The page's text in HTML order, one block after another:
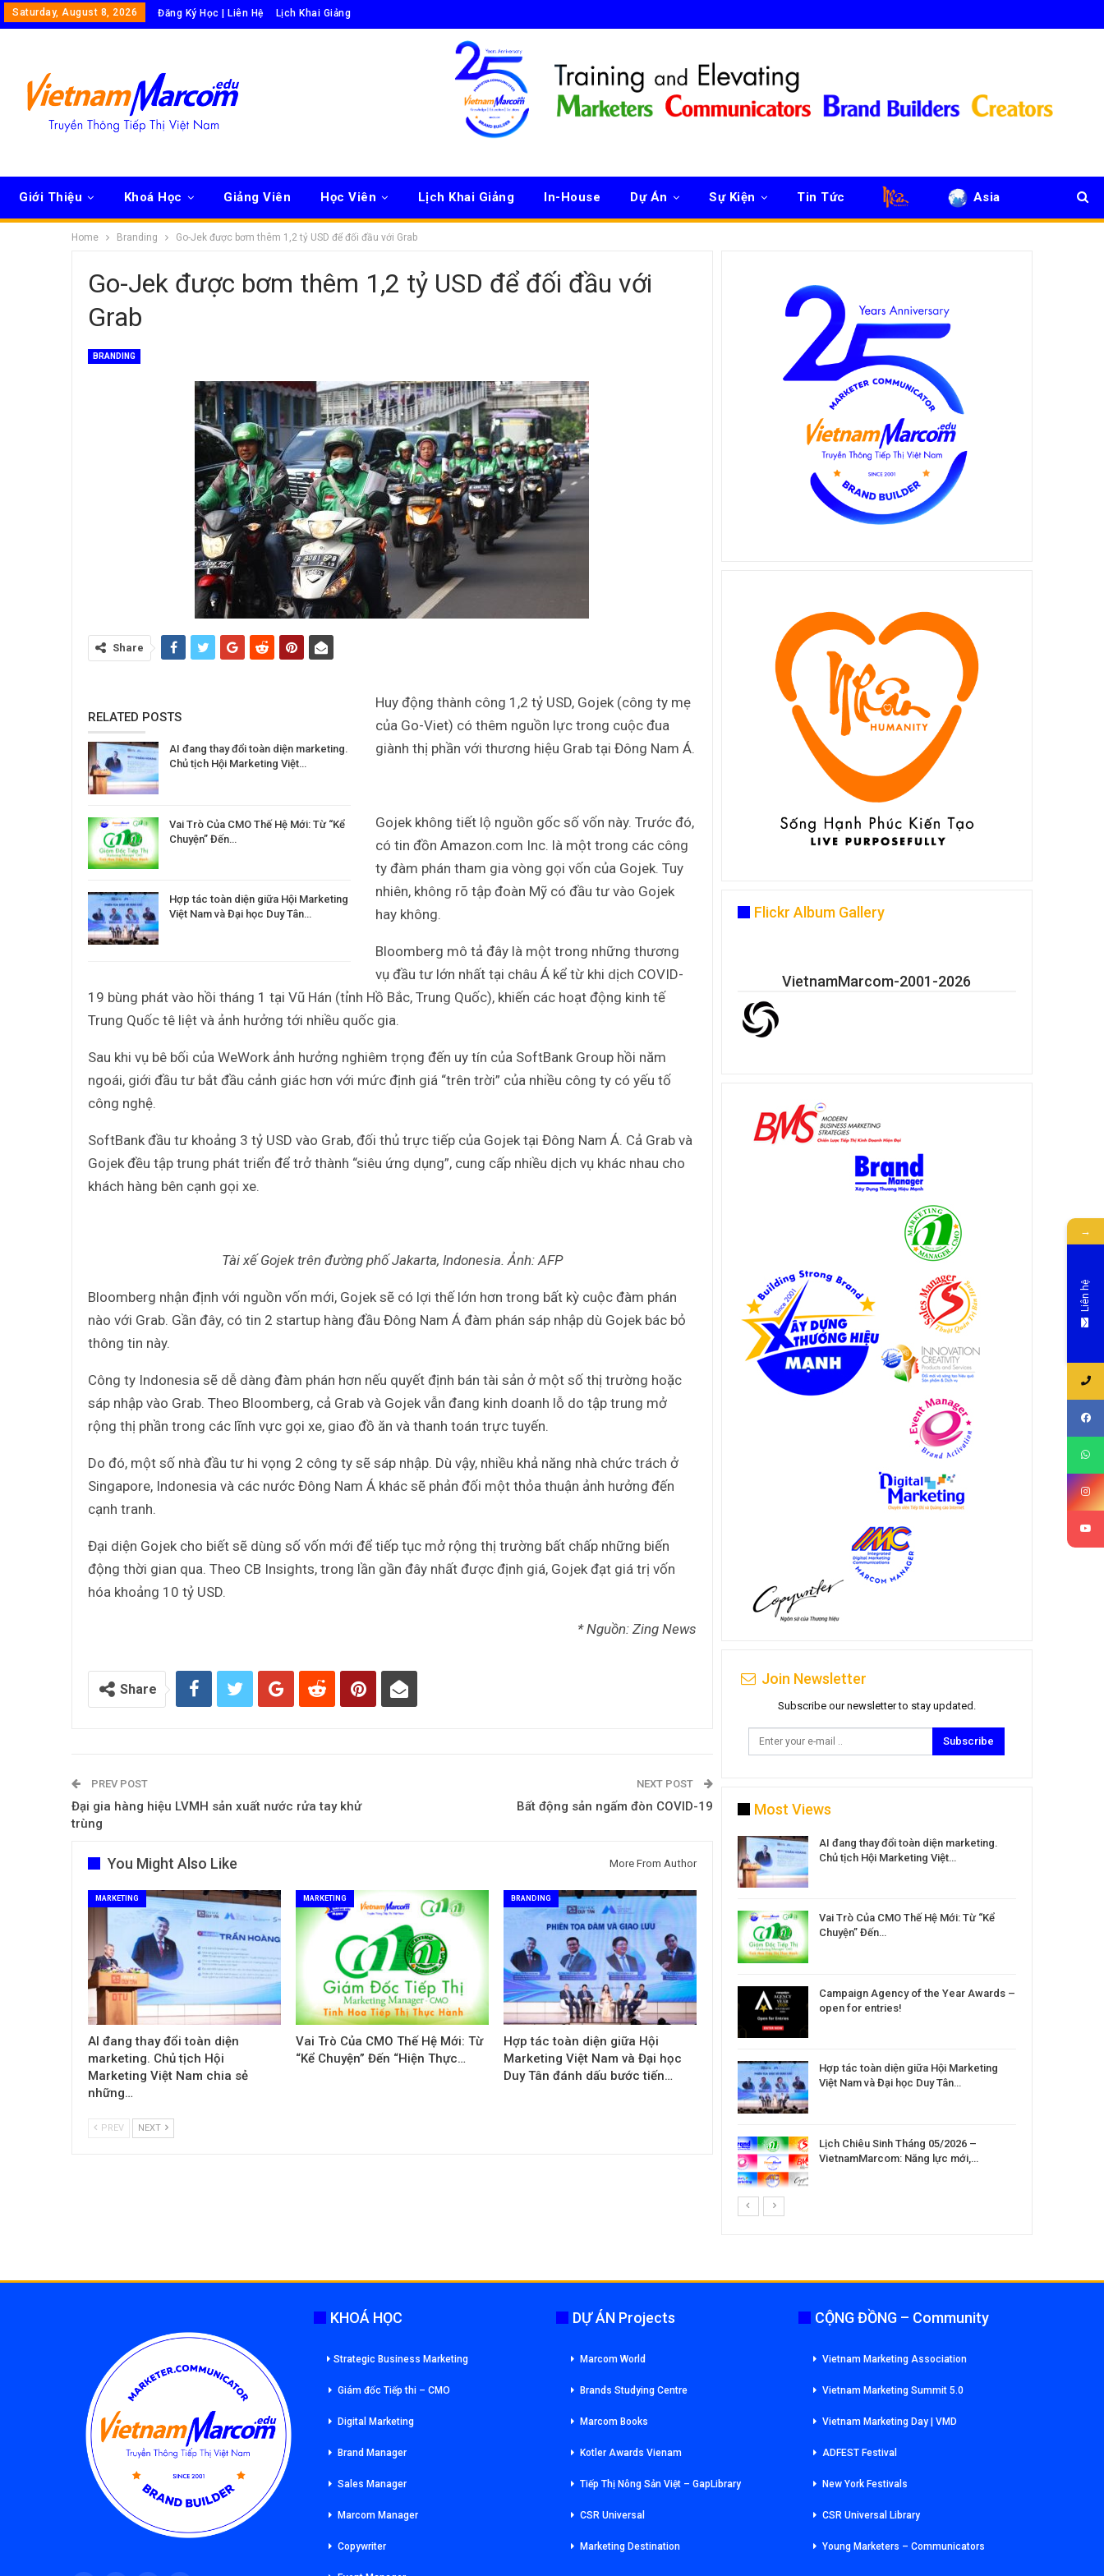
Saturday, August 8, 2026 Đăng Ký Học | Liên Hệ Lịch Khai Giảng
Giới Thiệu Khoá Học Giảng Viên Học Viên Lịch Khai Giảng In-House Dự Án Sự Kiện Tin Tức Asia
Home Branding Go-Jek được bơm thêm 1,2 tỷ USD để đối đầu với Grab
Go-Jek được bơm thêm 1,2 tỷ USD để đối đầu với
Grab
BRANDING
Share
RELATED POSTS
AI đang thay đổi toàn diện marketing.
Chủ tịch Hội Marketing Việt…
Vai Trò Của CMO Thế Hệ Mới: Từ “Kể
Chuyện” Đến…
Hợp tác toàn diện giữa Hội Marketing
Việt Nam và Đại học Duy Tân…
Huy động thành công 1,2 tỷ USD, Gojek (công ty mẹ
của Go-Viet) có thêm nguồn lực trong cuộc đua
giành thị phần với thương hiệu Grab tại Đông Nam Á.
Gojek không tiết lộ nguồn gốc số vốn này. Trước đó,
có tin đồn Amazon.com Inc. là một trong các công
ty đàm phán tham gia vòng gọi vốn của Gojek. Tuy
nhiên, không rõ tập đoàn Mỹ có đầu tư vào Gojek
hay không.
Bloomberg mô tả đây là một trong những thương
vụ đầu tư lớn nhất tại châu Á kể từ khi dịch COVID-
19 bùng phát vào hồi tháng 1 tại Vũ Hán (tỉnh Hồ Bắc, Trung Quốc), khiến các hoạt động kinh tế
Trung Quốc tê liệt và ảnh hưởng tới nhiều quốc gia.
Sau khi vụ bê bối của WeWork ảnh hưởng nghiêm trọng đến uy tín của SoftBank Group hồi năm
ngoái, giới đầu tư bắt đầu cảnh giác hơn với mức định giá “trên trời” của nhiều công ty có yếu tố
công nghệ.
SoftBank đầu tư khoảng 3 tỷ USD vào Grab, đối thủ trực tiếp của Gojek tại Đông Nam Á. Cả Grab và
Gojek đều tập trung phát triển để trở thành “siêu ứng dụng”, cung cấp nhiều dịch vụ khác nhau cho
khách hàng bên cạnh gọi xe.
Tài xế Gojek trên đường phố Jakarta, Indonesia. Ảnh: AFP
Bloomberg nhận định với nguồn vốn mới, Gojek sẽ có lợi thế lớn hơn trong bất kỳ cuộc đàm phán
nào với Grab. Gần đây, có tin 2 startup hàng đầu Đông Nam Á đàm phán sáp nhập dù Gojek bác bỏ
thông tin này.
Công ty Indonesia sẽ dễ dàng đàm phán hơn nếu quyết định bán tài sản ở một số thị trường hoặc
sáp nhập vào Grab. Theo Bloomberg, cả Grab và Gojek vẫn đang kinh doanh lỗ do tập trung mở
rộng thị phần trong các lĩnh vực gọi xe, giao đồ ăn và thanh toán trực tuyến.
Do đó, một số nhà đầu tư hi vọng 2 công ty sẽ sáp nhập. Dù vậy, nhiều khả năng nhà chức trách ở
Singapore, Indonesia và các nước Đông Nam Á khác sẽ phản đối một thỏa thuận ảnh hưởng đến
cạnh tranh.
Đại diện Gojek cho biết sẽ dùng số vốn mới để tiếp tục mở rộng thị trường bất chấp những biến
động thời gian qua. Theo CB Insights, trong lần gần đây nhất được định giá, Gojek đạt giá trị vốn
hóa khoảng 10 tỷ USD.
* Nguồn: Zing News
Share
PREV POST
Đại gia hàng hiệu LVMH sản xuất nước rửa tay khử
trùng
NEXT POST
Bất động sản ngấm đòn COVID-19
You Might Also Like More From Author
MARKETING
AI đang thay đổi toàn diện
marketing. Chủ tịch Hội
Marketing Việt Nam chia sẻ
những…
MARKETING
Vai Trò Của CMO Thế Hệ Mới: Từ
“Kể Chuyện” Đến “Hiện Thực…
BRANDING
Hợp tác toàn diện giữa Hội
Marketing Việt Nam và Đại học
Duy Tân đánh dấu bước tiến…
PREV NEXT
Flickr Album Gallery
VietnamMarcom-2001-2026
Join Newsletter
Subscribe our newsletter to stay updated.
Subscribe
Most Views
mơ hóa Rồng Xanh – Thương…
Nâng Tầm Thương Hiệu Nông Sản: Khóa
Học Xây dựng chiến lược Thương…
Hội nghị Thương hiệu 2025: Di sản & Tầm
70 năm NLU – dấu ấn Nhân hiệu, định vị
mới Nông Đạo học, vươn tới…
AI đang thay đổi toàn diện marketing.
Chủ tịch Hội Marketing Việt…
Vai Trò Của CMO Thế Hệ Mới: Từ “Kể
Chuyện” Đến…
Campaign Agency of the Year Awards –
open for entries!
Hợp tác toàn diện giữa Hội Marketing
Việt Nam và Đại học Duy Tân…
Lịch Chiêu Sinh Tháng 05/2026 –
VietnamMarcom: Năng lực mới,…
KHOÁ HỌC
Strategic Business Marketing
Giám đốc Tiếp thi – CMO
Digital Marketing
Brand Manager
Sales Manager
Marcom Manager
Copywriter
DỰ ÁN Projects
Marcom World
Brands Studying Centre
Marcom Books
Kotler Awards Vienam
Tiếp Thị Nông Sản Việt – GapLibrary
CSR Universal
Marketing Destination
CỘNG ĐỒNG – Community
Vietnam Marketing Association
Vietnam Marketing Summit 5.0
Vietnam Marketing Day | VMD
ADFEST Festival
New York Festivals
CSR Universal Library
Young Marketers – Communicators
→
Liên hệ